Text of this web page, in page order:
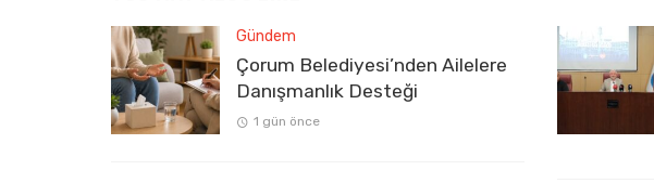
Gündem
Çorum Belediyesi’nden Ailelere
Danışmanlık Desteği
1 gün önce